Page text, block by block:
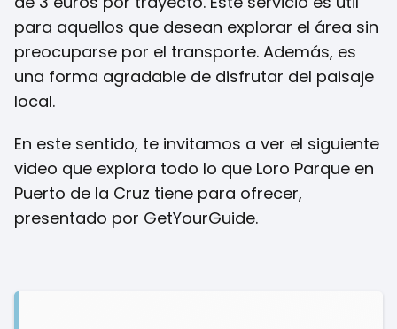
para aquellos que desean explorar el área sin
preocuparse por el transporte. Además, es
una forma agradable de disfrutar del paisaje
local.
En este sentido, te invitamos a ver el siguiente
video que explora todo lo que Loro Parque en
Puerto de la Cruz tiene para ofrecer,
presentado por GetYourGuide.